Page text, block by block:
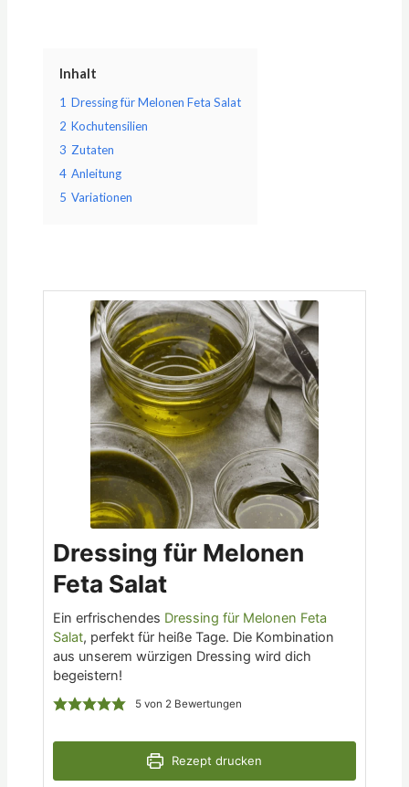
Inhalt
1 Dressing für Melonen Feta Salat
2 Kochutensilien
3 Zutaten
4 Anleitung
5 Variationen
Dressing für Melonen
Feta Salat
Ein erfrischendes Dressing für Melonen Feta
Salat​, perfekt für heiße Tage. Die Kombination
aus unserem würzigen Dressing wird dich
begeistern!
5 von 2 Bewertungen
Rezept drucken